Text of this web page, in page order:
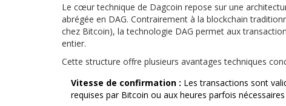
Le cœur technique de Dagcoin repose sur une
abrégée en DAG. Contrairement à la blockchain
chez Bitcoin), la technologie DAG permet aux
entier.
Cette structure offre plusieurs avantages techniques
Vitesse de confirmation : Les transactions sont
requises par Bitcoin ou aux heures parfois